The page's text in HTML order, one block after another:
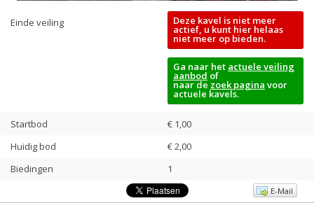
Einde veiling Deze kavel is niet meer
actief, u kunt hier helaas
niet meer op bieden.
Ga naar het actuele veiling
aanbod of
naar de zoek pagina voor
actuele kavels.
Startbod
€ 1,00
Huidig bod
€2,00
Biedingen
1
E-Mail